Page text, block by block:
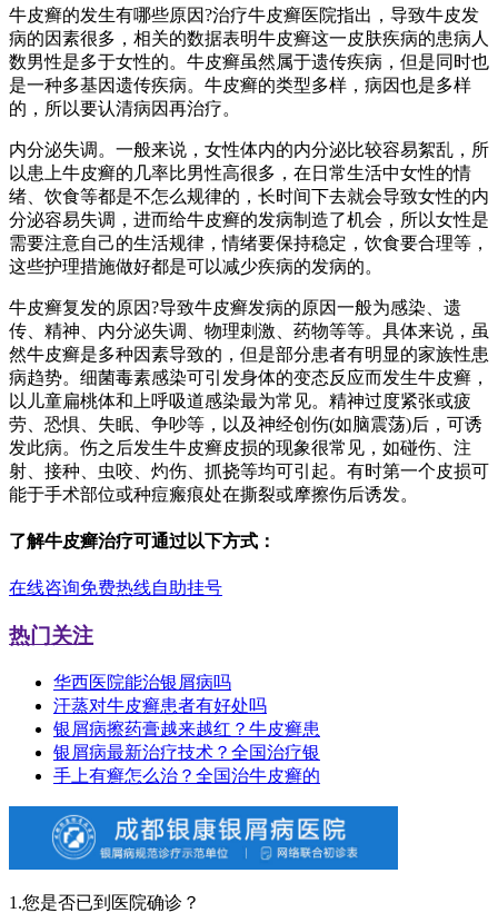
牛皮癣的发生有哪些原因?治疗牛皮癣医院指出，导致牛皮发
病的因素很多，相关的数据表明牛皮癣这一皮肤疾病的患病人
数男性是多于女性的。牛皮癣虽然属于遗传疾病，但是同时也
是一种多基因遗传疾病。牛皮癣的类型多样，病因也是多样
的，所以要认清病因再治疗。
内分泌失调。一般来说，女性体内的内分泌比较容易絮乱，所
以患上牛皮癣的几率比男性高很多，在日常生活中女性的情
绪、饮食等都是不怎么规律的，长时间下去就会导致女性的内
分泌容易失调，进而给牛皮癣的发病制造了机会，所以女性是
需要注意自己的生活规律，情绪要保持稳定，饮食要合理等，
这些护理措施做好都是可以减少疾病的发病的。
牛皮癣复发的原因?导致牛皮癣发病的原因一般为感染、遗
传、精神、内分泌失调、物理刺激、药物等等。具体来说，虽
然牛皮癣是多种因素导致的，但是部分患者有明显的家族性患
病趋势。细菌毒素感染可引发身体的变态反应而发生牛皮癣，
以儿童扁桃体和上呼吸道感染最为常见。精神过度紧张或疲
劳、恐惧、失眠、争吵等，以及神经创伤(如脑震荡)后，可诱
发此病。伤之后发生牛皮癣皮损的现象很常见，如碰伤、注
射、接种、虫咬、灼伤、抓挠等均可引起。有时第一个皮损可
能于手术部位或种痘瘢痕处在撕裂或摩擦伤后诱发。
了解牛皮癣治疗可通过以下方式：
在线咨询免费热线自助挂号
热门关注
华西医院能治银屑病吗
汗蒸对牛皮癣患者有好处吗
银屑病擦药膏越来越红？牛皮癣患
银屑病最新治疗技术？全国治疗银
手上有癣怎么治？全国治牛皮癣的
1.您是否已到医院确诊？